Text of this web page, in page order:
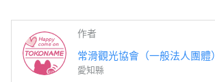
作者
常滑觀光協會（一般法人團體）
愛知縣